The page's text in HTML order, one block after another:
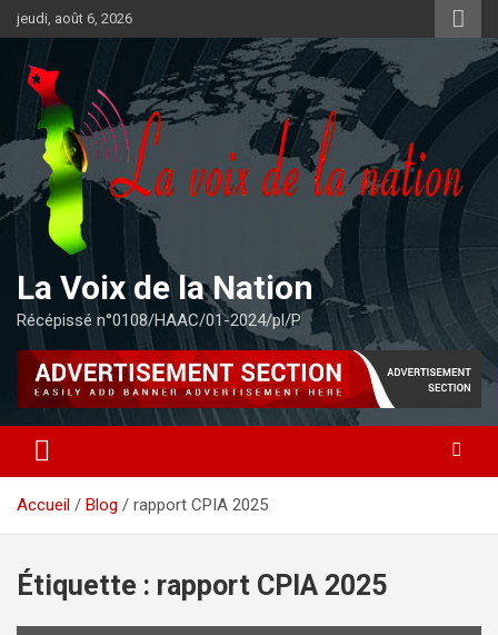
Aller
au
contenu
jeudi, août 6, 2026
La Voix de la Nation
Récépissé n°0108/HAAC/01-2024/pl/P
Accueil Blog rapport CPIA 2025
Étiquette : rapport CPIA 2025